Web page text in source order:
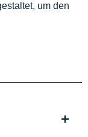
um den